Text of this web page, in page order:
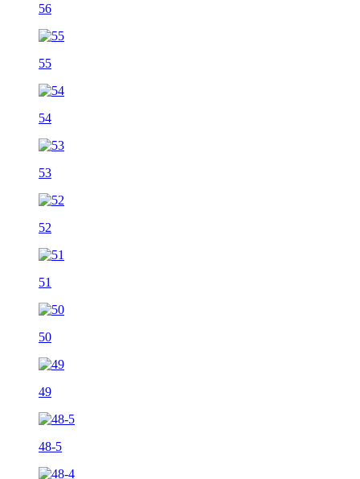
56
55
54
53
52
51
50
49
48-5